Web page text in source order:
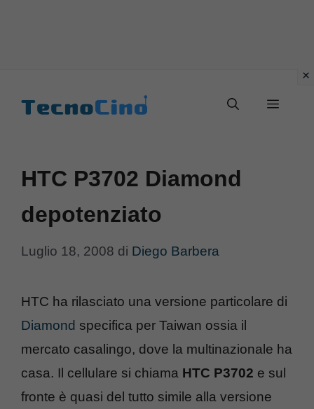
Menu
HTC P3702 Diamond
depotenziato
Luglio 18, 2008 di Diego Barbera
HTC ha rilasciato una versione particolare di
Diamond specifica per Taiwan ossia il
mercato casalingo, dove la multinazionale ha
casa. Il cellulare si chiama HTC P3702 e sul
fronte è quasi del tutto simile alla versione